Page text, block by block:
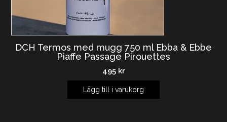
DCH Termos med mugg 750 ml Ebba & Ebbe
Piaffe Passage Pirouettes
495 kr
Lägg till i varukorg